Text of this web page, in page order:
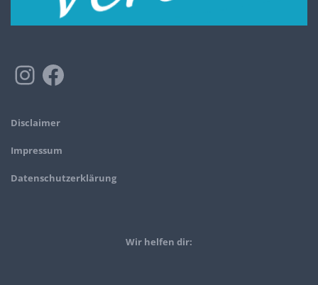
Disclaimer
Impressum
Datenschutzerklärung
Wir helfen dir: